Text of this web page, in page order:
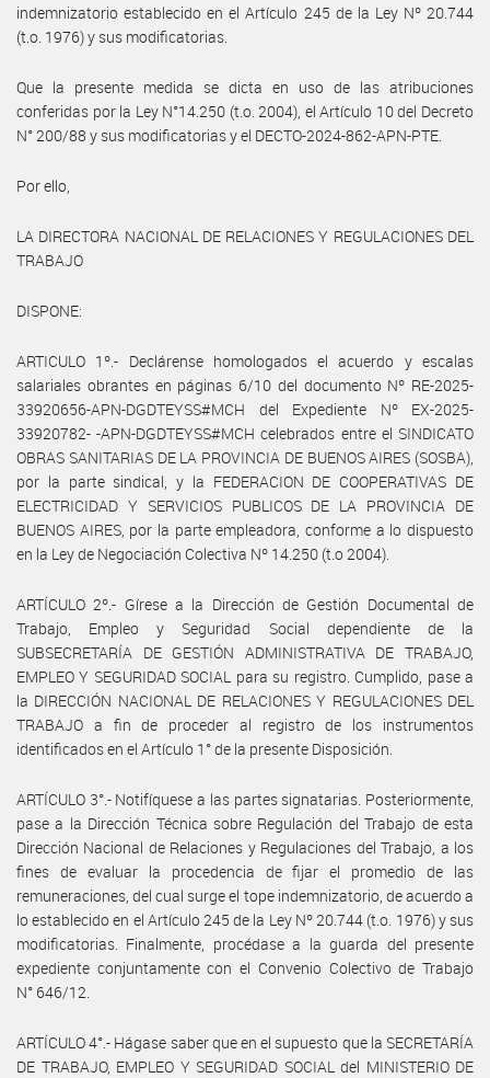
indemnizatorio establecido en el Artículo 245 de la Ley Nº 20.744
(t.o. 1976) y sus modificatorias.
Que la presente medida se dicta en uso de las atribuciones
conferidas por la Ley N°14.250 (t.o. 2004), el Artículo 10 del Decreto
N° 200/88 y sus modificatorias y el DECTO-2024-862-APN-PTE.
Por ello,
LA DIRECTORA NACIONAL DE RELACIONES Y REGULACIONES DEL
TRABAJO
DISPONE:
ARTICULO 1º.- Declárense homologados el acuerdo y escalas
salariales obrantes en páginas 6/10 del documento Nº RE-2025-
33920656-APN-DGDTEYSS#MCH del Expediente Nº EX-2025-
33920782- -APN-DGDTEYSS#MCH celebrados entre el SINDICATO
OBRAS SANITARIAS DE LA PROVINCIA DE BUENOS AIRES (SOSBA),
por la parte sindical, y la FEDERACION DE COOPERATIVAS DE
ELECTRICIDAD Y SERVICIOS PUBLICOS DE LA PROVINCIA DE
BUENOS AIRES, por la parte empleadora, conforme a lo dispuesto
en la Ley de Negociación Colectiva Nº 14.250 (t.o 2004).
ARTÍCULO 2º.- Gírese a la Dirección de Gestión Documental de
Trabajo, Empleo y Seguridad Social dependiente de la
SUBSECRETARÍA DE GESTIÓN ADMINISTRATIVA DE TRABAJO,
EMPLEO Y SEGURIDAD SOCIAL para su registro. Cumplido, pase a
la DIRECCIÓN NACIONAL DE RELACIONES Y REGULACIONES DEL
TRABAJO a fin de proceder al registro de los instrumentos
identificados en el Artículo 1° de la presente Disposición.
ARTÍCULO 3°.- Notifíquese a las partes signatarias. Posteriormente,
pase a la Dirección Técnica sobre Regulación del Trabajo de esta
Dirección Nacional de Relaciones y Regulaciones del Trabajo, a los
fines de evaluar la procedencia de fijar el promedio de las
remuneraciones, del cual surge el tope indemnizatorio, de acuerdo a
lo establecido en el Artículo 245 de la Ley Nº 20.744 (t.o. 1976) y sus
modificatorias. Finalmente, procédase a la guarda del presente
expediente conjuntamente con el Convenio Colectivo de Trabajo
N° 646/12.
ARTÍCULO 4°.- Hágase saber que en el supuesto que la SECRETARÍA
DE TRABAJO, EMPLEO Y SEGURIDAD SOCIAL del MINISTERIO DE